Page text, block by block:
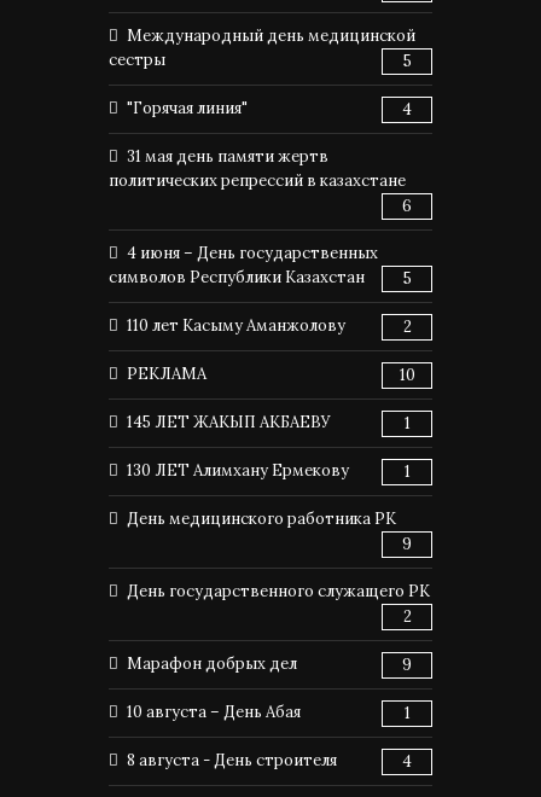
Международный день медицинской
сестры
5
"Горячая линия" 4
31 мая день памяти жертв
политических репрессий в казахстане
6
4 июня – День государственных
символов Республики Казахстан
5
110 лет Касыму Аманжолову 2
РЕКЛАМА 10
145 ЛЕТ ЖАКЫП АКБАЕВУ 1
130 ЛЕТ Алимхану Ермекову 1
День медицинского работника РК
9
День государственного служащего РК
2
Марафон добрых дел 9
10 августа – День Абая 1
8 августа - День строителя 4